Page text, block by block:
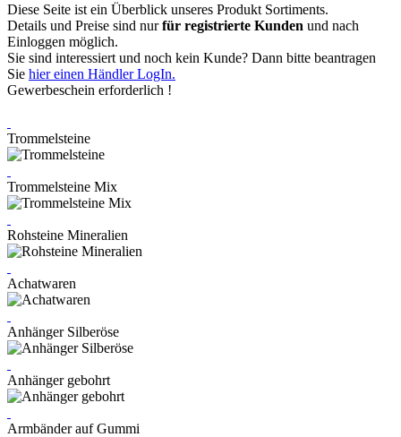
Diese Seite ist ein Überblick unseres Produkt Sortiments.
Details und Preise sind nurfür registrierte Kunden und nach
Einloggen möglich.
Sie sind interessiert und noch kein Kunde? Dann bitte beantragen
Sie hier einen Händler LogIn.
Gewerbeschein erforderlich !
Trommelsteine
Trommelsteine Mix
Rohsteine Mineralien
Achatwaren
Anhänger Silberöse
Anhänger gebohrt
Armbänder auf Gummi